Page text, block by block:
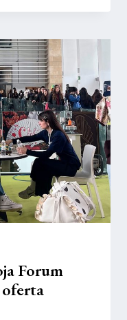
Forum
oferta